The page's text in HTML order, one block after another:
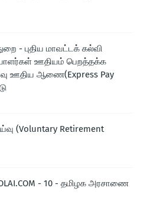
- புதிய மாவட்டக் கல்வி
ஊதியம் பெறத்தக்க
ஊதிய ஆணை(Express Pay
(Voluntary Retirement
- 10 - தமிழக அரசாணை